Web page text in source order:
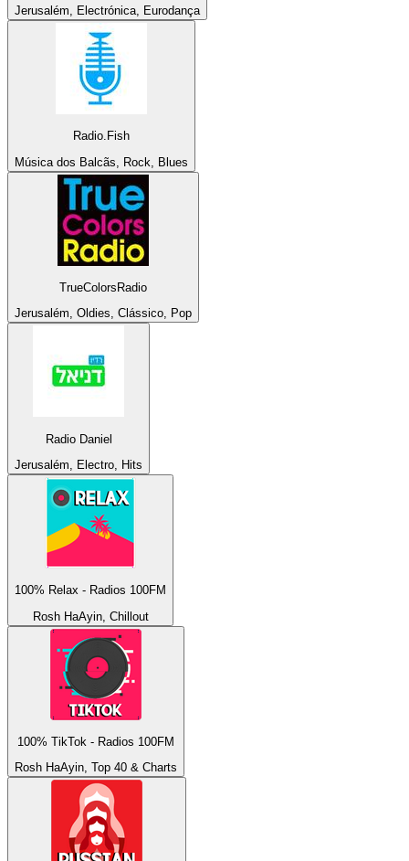
Jerusalém, Electrónica, Eurodança
Radio.Fish
Música dos Balcãs, Rock, Blues
TrueColorsRadio
Jerusalém, Oldies, Clássico, Pop
Radio Daniel
Jerusalém, Electro, Hits
100% Relax - Radios 100FM
Rosh HaAyin, Chillout
100% TikTok - Radios 100FM
Rosh HaAyin, Top 40 & Charts